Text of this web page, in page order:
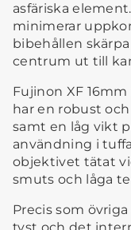
asfäriska
minimerar
bibehållen
centrum ut till
Fujinon XF
har en robust
samt en låg vikt
användning i
objektivet tätat
smuts och låga
Precis som